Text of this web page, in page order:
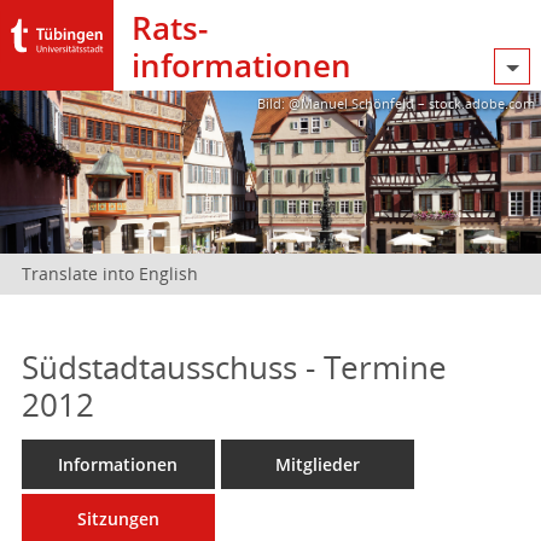
Rats­
informationen
Bild: @Manuel Schönfeld – stock.adobe.com
Translate into English
Südstadtausschuss - Termine
2012
Informationen Mitglieder
Sitzungen